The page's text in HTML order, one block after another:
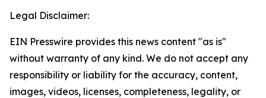
Legal Disclaimer:
EIN Presswire provides this news content "as is"
without warranty of any kind. We do not accept any
responsibility or liability for the accuracy, content,
images, videos, licenses, completeness, legality, or